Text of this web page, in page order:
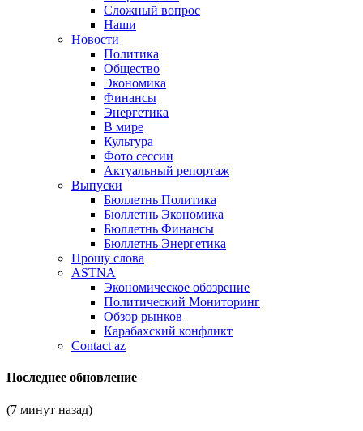
Сложный вопрос
Наши
Новости
Политика
Общество
Экономика
Финансы
Энергетика
В мире
Культура
Фото сессии
Актуальный репортаж
Выпуски
Бюллетнь Политика
Бюллетнь Экономика
Бюллетнь Финансы
Бюллетнь Энергетика
Прошу слова
ASTNA
Экономическое обозрение
Политический Мониторинг
Обзор рынков
Карабахский конфликт
Contact az
Последнее обновление
(7 минут назад)